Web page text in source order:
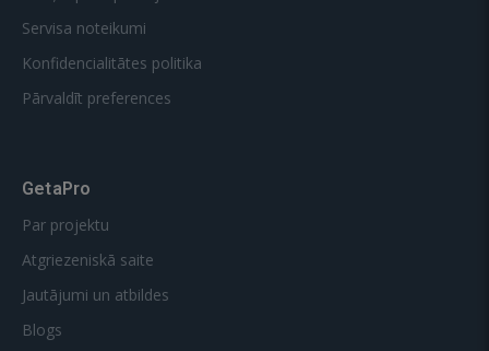
Servisa noteikumi
Konfidencialitātes politika
Pārvaldīt preferences
GetaPro
Par projektu
Atgriezeniskā saite
Jautājumi un atbildes
Blogs